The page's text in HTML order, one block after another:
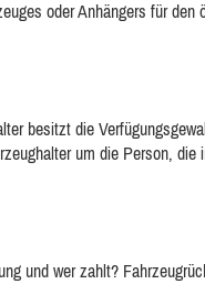
oder Anhängers für
besitzt die
um die Person,
und wer zahlt?